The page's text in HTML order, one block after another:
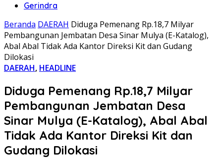
Gerindra
Beranda DAERAH Diduga Pemenang Rp.18,7 Milyar
Pembangunan Jembatan Desa Sinar Mulya (E-Katalog),
Abal Abal Tidak Ada Kantor Direksi Kit dan Gudang
Dilokasi
DAERAH, HEADLINE
Diduga Pemenang Rp.18,7 Milyar
Pembangunan Jembatan Desa
Sinar Mulya (E-Katalog), Abal Abal
Tidak Ada Kantor Direksi Kit dan
Gudang Dilokasi